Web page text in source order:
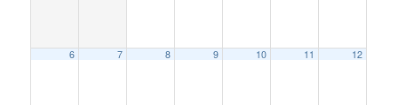
6 7 8 9 10 11 12